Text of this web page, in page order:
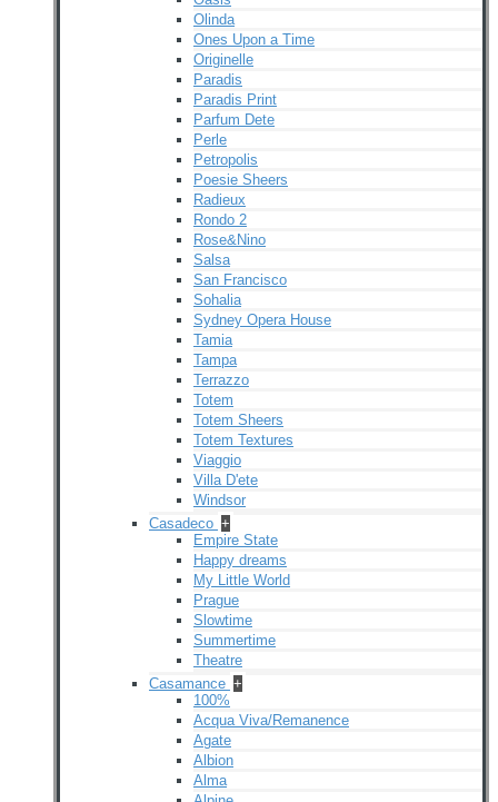
Olinda
Ones Upon a Time
Originelle
Paradis
Paradis Print
Parfum Dete
Perle
Petropolis
Poesie Sheers
Radieux
Rondo 2
Rose&Nino
Salsa
San Francisco
Sohalia
Sydney Opera House
Tamia
Tampa
Terrazzo
Totem
Totem Sheers
Totem Textures
Viaggio
Villa D'ete
Windsor
Casadeco +
Empire State
Happy dreams
My Little World
Prague
Slowtime
Summertime
Theatre
Casamance +
100%
Acqua Viva/Remanence
Agate
Albion
Alma